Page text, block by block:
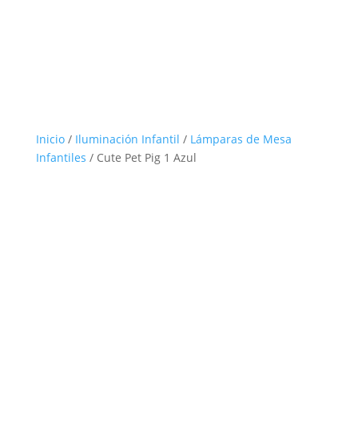
Inicio/ Iluminación Infantil / Lámparas de Mesa
Infantiles / Cute Pet Pig 1 Azul